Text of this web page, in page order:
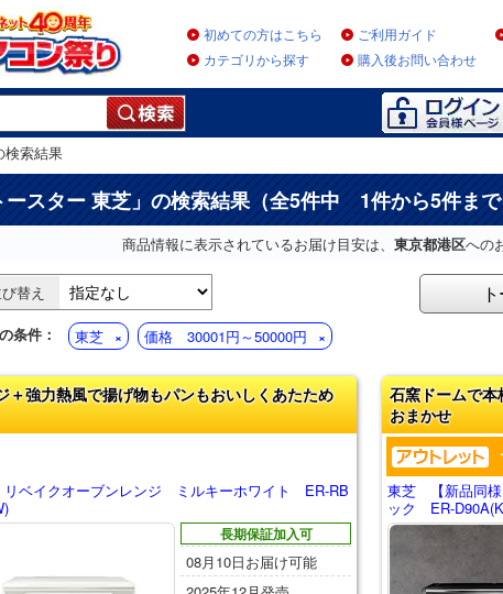
初めての方はこちら ご利用ガイド
カテゴリから探す
購入後お問い合わせ
検索結果
ースター 東芝」の検索結果（全5件中 1件から5件まで
商品情報に表示されているお届け目安は、 東京都港区への
替え
条件： 東芝 価格 30001円～50000円
＋強力熱風で揚げ物もパンもおいしくあたため
ベイクオーブンレンジ ミルキーホワイト ER-RB
長期保証加入可
08月10日お届け可能
石窯ドームで本
おまかせ
東芝 【新品同
ック ER-